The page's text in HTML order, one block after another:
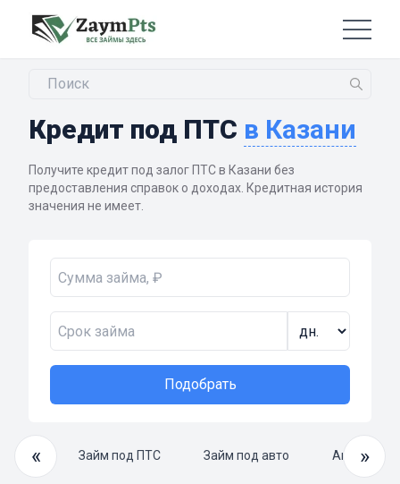
Кредит под ПТС в Казани
Получите кредит под залог ПТС в Казани без
предоставления справок о доходах. Кредитная история
значения не имеет.
Подобрать
«
займ Займ под ПТС Займ под авто »